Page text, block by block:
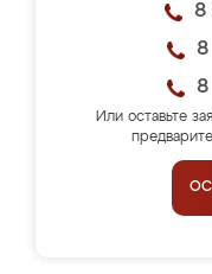
8
8
8
Или оставьте